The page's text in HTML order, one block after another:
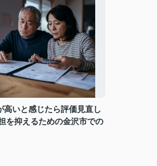
高いと感じたら評価見直し
を抑えるための金沢市での